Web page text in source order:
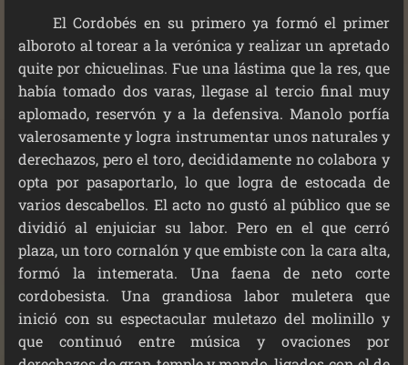
El Cordobés en su primero ya formó el primer
alboroto al torear a la verónica y realizar un apretado
quite por chicuelinas. Fue una lástima que la res, que
había tomado dos varas, llegase al tercio final muy
aplomado, reservón y a la defensiva. Manolo porfía
valerosamente y logra instrumentar unos naturales y
derechazos, pero el toro, decididamente no colabora y
opta por pasaportarlo, lo que logra de estocada de
varios descabellos. El acto no gustó al público que se
dividió al enjuiciar su labor. Pero en el que cerró
plaza, un toro cornalón y que embiste con la cara alta,
formó la intemerata. Una faena de neto corte
cordobesista. Una grandiosa labor muletera que
inició con su espectacular muletazo del molinillo y
que continuó entre música y ovaciones por